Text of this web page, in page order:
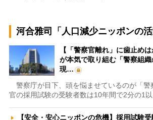
河合雅司「人口減少ニッポンの活
【「警察官離れ」に歯止め
が本気で取り組む「警察組
現…
警察庁が目下、頭を悩ませているのが「警
官の採用試験の受験者数は10年間で2分の1以
【安全・安心ニッポンの危機】採用試験